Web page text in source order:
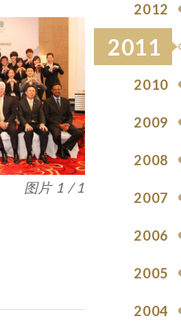
2012
2011
2010
2009
2008
2007
2006
2005
2004
图片 1 / 1